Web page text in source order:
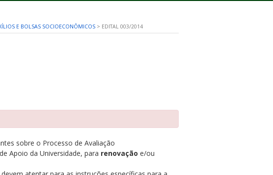
E BOLSAS SOCIOECONÔMICOS > EDITAL 003/2014
sobre o Processo de Avaliação
Apoio da Universidade, para renovação e/ou